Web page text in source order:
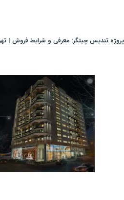
پروژه تندیس چیتگر: معرفی و شرایط فروش |